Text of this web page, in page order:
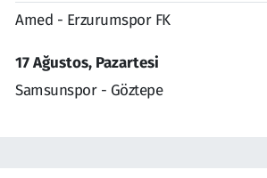
Amed - Erzurumspor FK
17 Ağustos, Pazartesi
Samsunspor - Göztepe